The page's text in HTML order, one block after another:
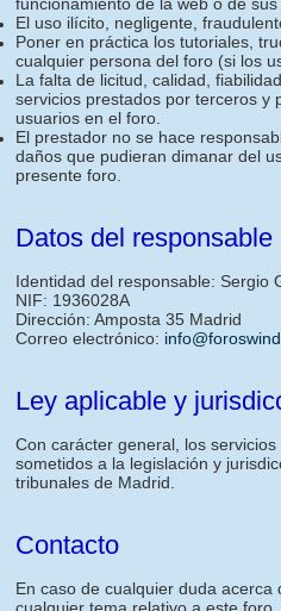
El uso ilícito, negligente,
Poner en práctica los tutoriales,
cualquier persona del foro (si los
La falta de licitud, calidad,
servicios prestados por terceros y
usuarios en el foro.
El prestador no se hace
daños que pudieran dimanar del
presente foro.
Datos del responsable
Identidad del responsable: Sergio
NIF: 1936028A
Dirección: Amposta 35 Madrid
Correo electrónico:
Ley aplicable y
Con carácter general, los
sometidos a la legislación y
tribunales de Madrid.
Contacto
En caso de cualquier duda acerca